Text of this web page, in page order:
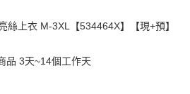
絲上衣 M-3XL【534464X】【現+預】
品 3天~14個工作天